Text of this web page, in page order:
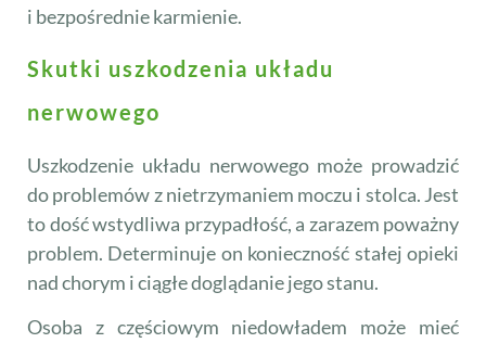
i bezpośrednie karmienie.
Skutki uszkodzenia układu
nerwowego
Uszkodzenie układu nerwowego może prowadzić
do problemów z nietrzymaniem moczu i stolca. Jest
to dość wstydliwa przypadłość, a zarazem poważny
problem. Determinuje on konieczność stałej opieki
nad chorym i ciągłe doglądanie jego stanu.
Osoba z częściowym niedowładem może mieć